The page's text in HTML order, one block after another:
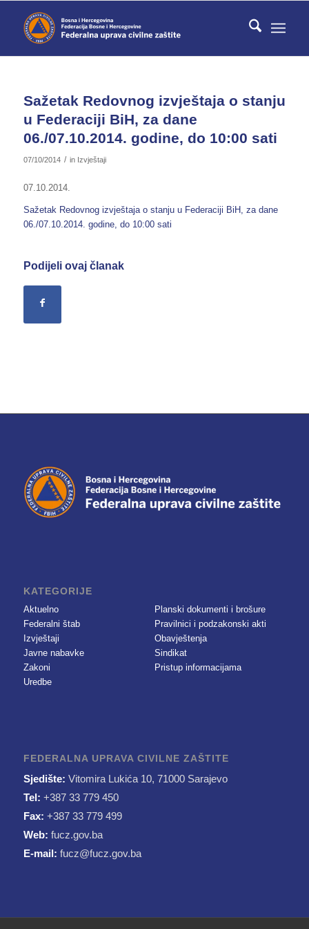
Sažetak Redovnog izvještaja o stanju
u Federaciji BiH, za dane
06./07.10.2014. godine, do 10:00 sati
07/10/2014 / in Izvještaji
07.10.2014.
Sažetak Redovnog izvještaja o stanju u Federaciji BiH, za dane
06./07.10.2014. godine, do 10:00 sati
Podijeli ovaj članak
KATEGORIJE
Aktuelno
Federalni štab
Izvještaji
Javne nabavke
Zakoni
Uredbe
Planski dokumenti i brošure
Pravilnici i podzakonski akti
Obavještenja
Sindikat
Pristup informacijama
FEDERALNA UPRAVA CIVILNE ZAŠTITE
Sjedište: Vitomira Lukića 10, 71000 Sarajevo
Tel: +387 33 779 450
Fax: +387 33 779 499
Web: fucz.gov.ba
E-mail: fucz@fucz.gov.ba